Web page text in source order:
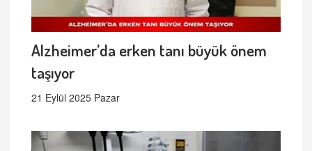
Alzheimer’da erken tanı büyük önem
taşıyor
21 Eylül 2025 Pazar